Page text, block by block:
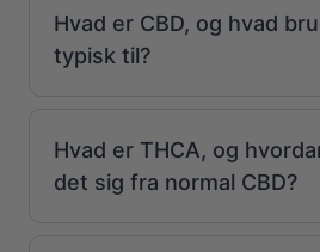
Hvad er CBD, og hvad
typisk til?
Hvad er THCA, og
det sig fra normal CBD?